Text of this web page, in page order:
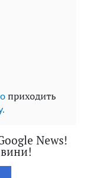
приходить
News!